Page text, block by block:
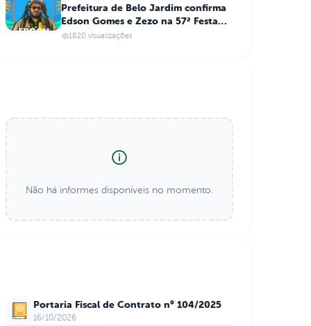
Prefeitura de Belo Jardim confirma
Edson Gomes e Zezo na 57ª Festa
das Marocas
1820 visualizações
Não há informes disponíveis no momento.
Portaria Fiscal de Contrato n° 104/2025
16/10/2026